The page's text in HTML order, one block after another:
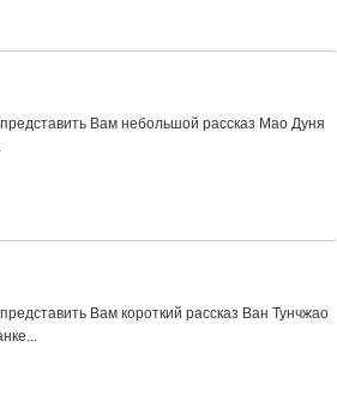
Вам небольшой рассказ Мао Дуня
Вам короткий рассказ Ван Тунчжао